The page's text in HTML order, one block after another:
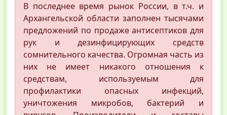
В последнее время рынок России, в т.ч. и
Архангельской области заполнен тысячами
предложений по продаже антисептиков для
рук и дезинфицирующих средств
сомнительного качества. Огромная часть из
них не имеет никакого отношения к
средствам, используемым для
профилактики опасных инфекций,
уничтожения микробов, бактерий и